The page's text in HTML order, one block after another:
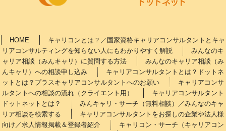
HOME
キャリコンとは？／国家資格キャリアコンサルタントとキャ
リアコンサルティングを知らない人にもわかりやすく解説
みんなのキ
ャリア相談（みんキャリ）に質問する方法
みんなのキャリア相談（み
んキャリ）への相談申し込み
キャリアコンサルタントとは？ドットネ
ットとは？プラスキャリアコンサルタントへのお願い
キャリアコンサ
ルタントへの相談の流れ（クライエント用）
キャリアコンサルタント
ドットネットとは？
みんキャリ・サーチ（無料相談）／みんなのキャ
リア相談を検索する
キャリアコンサルタントをお探しの企業や法人様
向け／求人情報掲載＆登録者紹介
キャリコン・サーチ（キャリアコン